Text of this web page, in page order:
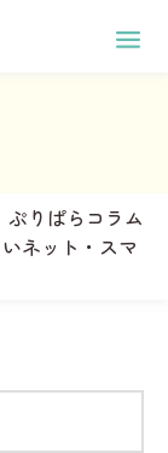
ぷりぱらコラム
ネット・スマ